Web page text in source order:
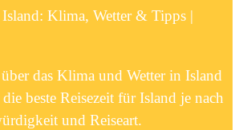
Island: Klima, Wetter & Tipps |
das Klima und Wetter in Island
beste Reisezeit für Island je nach
und Reiseart.